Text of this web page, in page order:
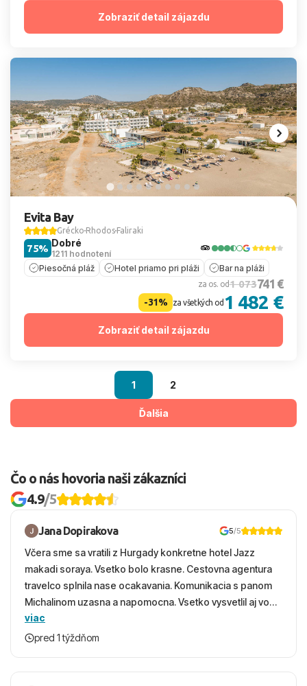
Zobraziť detail zájazdu
Evita Bay
Grécko Rhodos Faliraki
Dobré
1211 hodnotení
75%
Piesočná pláž Hotel priamo pri pláži Bar na pláži
za os. od1 073741 €
-31% za všetkých od 1 482 €
Zobraziť detail zájazdu
1 2
Ďalšia
Čo o nás hovoria naši zákazníci
4.9/5
Jana Dopirakova 5/5
Včera sme sa vratili z Hurgady konkretne hotel Jazz
makadi soraya. Vsetko bolo krasne. Cestovna agentura
travelco splnila nase ocakavania. Komunikacia s panom
Michalinom uzasna a napomocna. Vsetko vysvetlil aj vo
vecernych hodinach zaco sa ospravedlnujem. Hotel
krasny, cisty. Sluzby top. Strava, prostredie, more,
viac
pred 1 týždňom